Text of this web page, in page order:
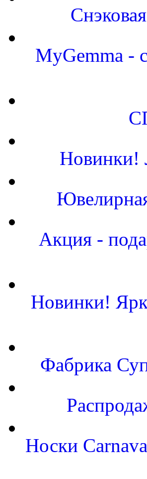
MyGemma -
Новинки!
Акция -
Новинки!
Фабрика
Носки